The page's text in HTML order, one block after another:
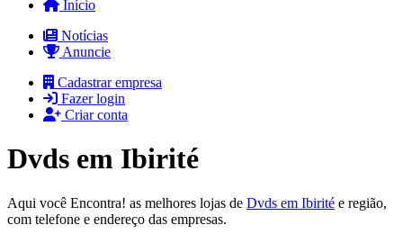
Início
Notícias
Anuncie
Cadastrar empresa
Fazer login
Criar conta
Dvds em Ibirité
Aqui você Encontra! as melhores lojas de Dvds em Ibirité e região,
com telefone e endereço das empresas.